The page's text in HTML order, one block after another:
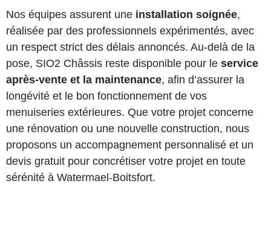
Nos équipes assurent une installation soignée,
réalisée par des professionnels expérimentés, avec
un respect strict des délais annoncés. Au-delà de la
pose, SIO2 Châssis reste disponible pour le service
après-vente et la maintenance, afin d’assurer la
longévité et le bon fonctionnement de vos
menuiseries extérieures. Que votre projet concerne
une rénovation ou une nouvelle construction, nous
proposons un accompagnement personnalisé et un
devis gratuit pour concrétiser votre projet en toute
sérénité à Watermael-Boitsfort.